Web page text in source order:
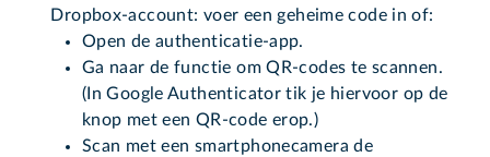
Dropbox-account: voer een geheime code in of:
Open de authenticatie-app.
Ga naar de functie om QR-codes te scannen.
(In Google Authenticator tik je hiervoor op de
knop met een QR-code erop.)
Scan met een smartphonecamera de